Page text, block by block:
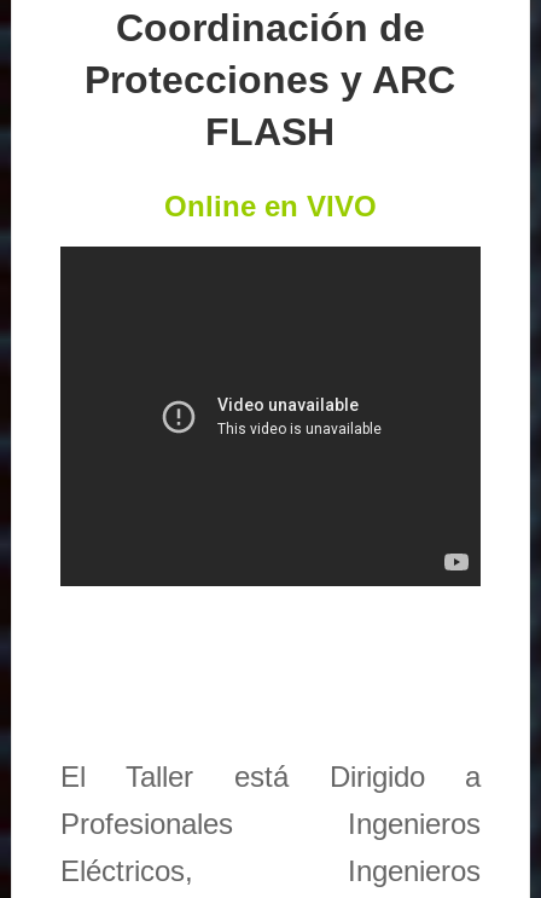
Coordinación de
Protecciones y ARC
FLASH
Online en VIVO
El Taller está Dirigido a
Profesionales Ingenieros
Eléctricos, Ingenieros